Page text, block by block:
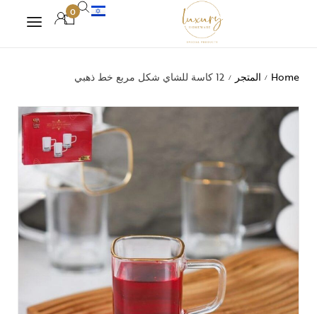
0
Home
/ المتجر / 12 كاسة للشاي شكل مربع خط ذهبي